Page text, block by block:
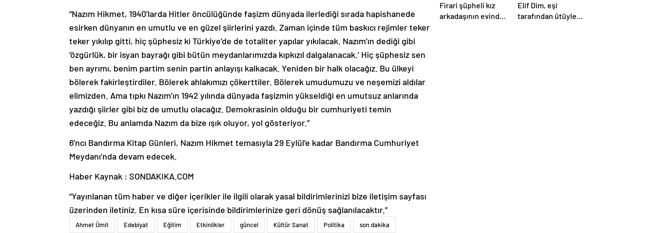
“Nazım Hikmet, 1940’larda Hitler öncülüğünde faşizm dünyada ilerlediği sırada hapishanede
esirken dünyanın en umutlu ve en güzel şiirlerini yazdı. Zaman içinde tüm baskıcı rejimler teker
teker yıkılıp gitti, hiç şüphesiz ki Türkiye’de de totaliter yapılar yıkılacak. Nazım’ın dediği gibi
‘özgürlük, bir isyan bayrağı gibi bütün meydanlarımızda kıpkızıl dalgalanacak.’ Hiç şüphesiz sen
ben ayrımı, benim partim senin partin anlayışı kalkacak. Yeniden bir halk olacağız. Bu ülkeyi
bölerek fakirleştirdiler. Bölerek ahlakımızı çökerttiler. Bölerek umudumuzu ve neşemizi aldılar
elimizden. Ama tıpkı Nazım’ın 1942 yılında dünyada faşizmin yükseldiği en umutsuz anlarında
yazdığı şiirler gibi biz de umutlu olacağız. Demokrasinin olduğu bir cumhuriyeti temin
edeceğiz. Bu anlamda Nazım da bize ışık oluyor, yol gösteriyor.”
6’ncı Bandırma Kitap Günleri, Nazım Hikmet temasıyla 29 Eylül’e kadar Bandırma Cumhuriyet
Meydanı’nda devam edecek.
Haber Kaynak : SONDAKIKA.COM
“Yayınlanan tüm haber ve diğer içerikler ile ilgili olarak yasal bildirimlerinizi bize iletişim sayfası
üzerinden iletiniz. En kısa süre içerisinde bildirimlerinize geri dönüş sağlanılacaktır.”
Ahmet Ümit Edebiyat Eğitim Etkinlikler güncel Kültür Sanat Politika son dakika
Firari şüpheli kız
arkadaşının evinde
Elif Dim, eşi
tarafından ütüyle